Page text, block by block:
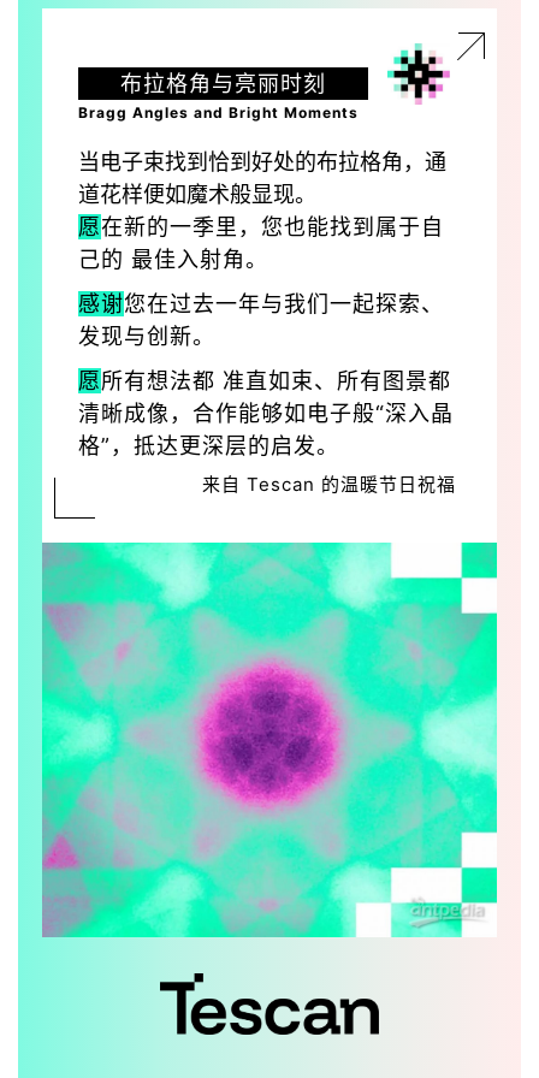
布拉格角与亮丽时刻
Bragg Angles and Bright Moments
当电子束找到恰到好处的布拉格角，通
道花样便如魔术般显现。
愿在新的一季里，您也能找到属于自
己的 最佳入射角。
感谢您在过去一年与我们一起探索、
发现与创新。
愿所有想法都 准直如束、所有图景都
清晰成像，合作能够如 电子般“深入晶
格”，抵达更深层的启发。
来自 Tescan 的温暖节日祝福